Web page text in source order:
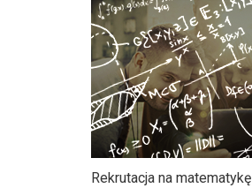
Rekrutacja na matematykę